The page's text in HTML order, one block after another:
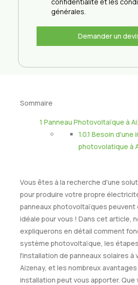
générales.
Demander un
Sommaire
1 Panneau Photovoltaïque à
1.0.1 Besoin d'une
photovolatique à
Vous êtes à la recherche d'une
pour produire votre propre
panneaux photovoltaïques peuvent
idéale pour vous ! Dans cet article,
expliquerons en détail comment
système photovoltaïque, les
l'installation de panneaux solaires à
Aizenay, et les nombreux
installation peut vous apporter. Que